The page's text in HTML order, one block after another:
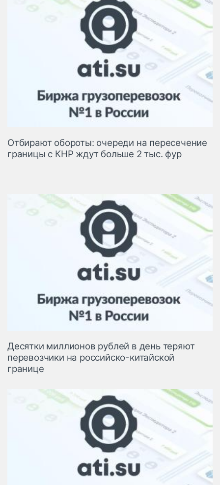
Отбирают обороты: очереди на пересечение
границы с КНР ждут больше 2 тыс. фур
Десятки миллионов рублей в день теряют
перевозчики на российско-китайской
границе